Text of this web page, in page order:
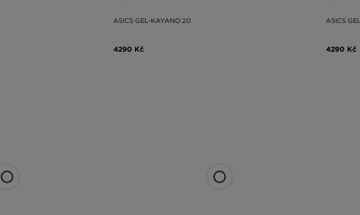
ASICS GEL-KAYANO 20
4290 Kč
ASICS
4290 Kč